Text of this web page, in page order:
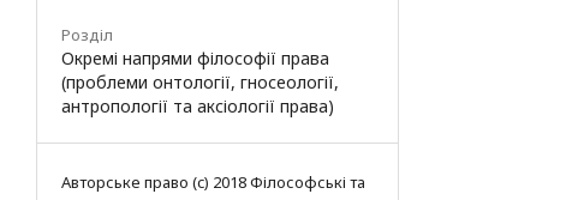
Розділ
Окремі напрями філософії права
(проблеми онтології, гносеології,
антропології та аксіології права)
Авторське право (c) 2018 Філософські та